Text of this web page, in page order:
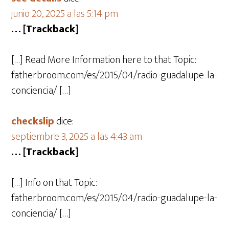
junio 20, 2025 a las 5:14 pm
… [Trackback]
[…] Read More Information here to that Topic:
fatherbroom.com/es/2015/04/radio-guadalupe-la-
conciencia/ […]
checkslipdice:
septiembre 3, 2025 a las 4:43 am
… [Trackback]
[…] Info on that Topic:
fatherbroom.com/es/2015/04/radio-guadalupe-la-
conciencia/ […]